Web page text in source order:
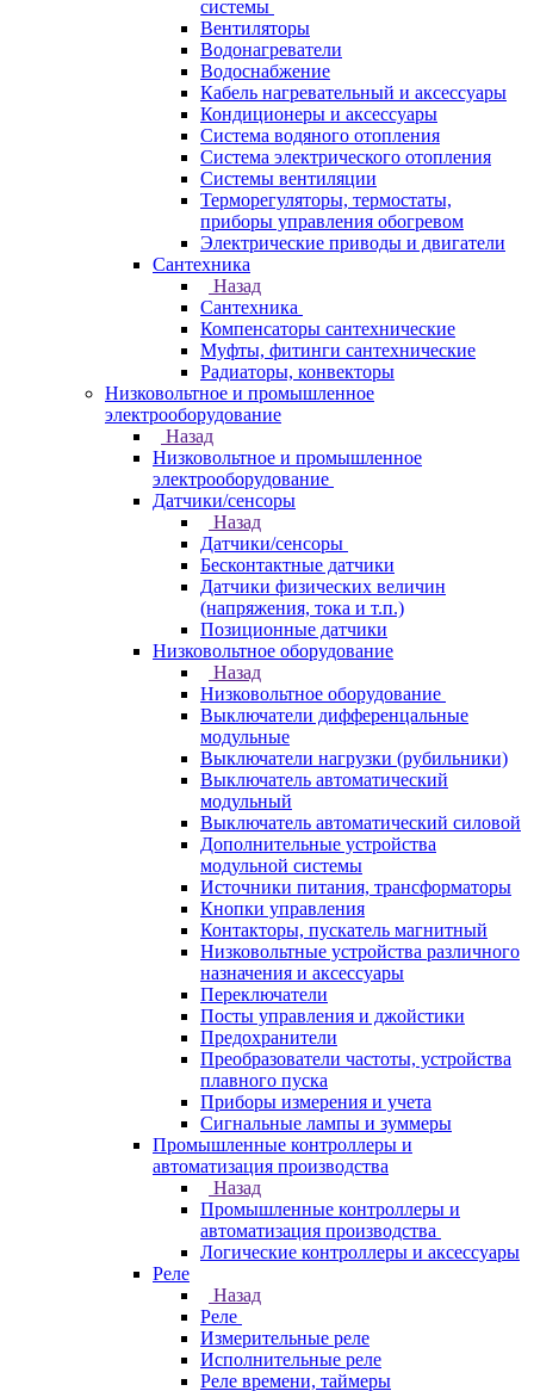
системы
Вентиляторы
Водонагреватели
Водоснабжение
Кабель нагревательный и аксессуары
Кондиционеры и аксессуары
Система водяного отопления
Система электрического отопления
Системы вентиляции
Терморегуляторы, термостаты,
приборы управления обогревом
Электрические приводы и двигатели
Сантехника
Назад
Сантехника
Компенсаторы сантехнические
Муфты, фитинги сантехнические
Радиаторы, конвекторы
Низковольтное и промышленное
электрооборудование
Назад
Низковольтное и промышленное
электрооборудование
Датчики/сенсоры
Назад
Датчики/сенсоры
Бесконтактные датчики
Датчики физических величин
(напряжения, тока и т.п.)
Позиционные датчики
Низковольтное оборудование
Назад
Низковольтное оборудование
Выключатели дифференцальные
модульные
Выключатели нагрузки (рубильники)
Выключатель автоматический
модульный
Выключатель автоматический силовой
Дополнительные устройства
модульной системы
Источники питания, трансформаторы
Кнопки управления
Контакторы, пускатель магнитный
Низковольтные устройства различного
назначения и аксессуары
Переключатели
Посты управления и джойстики
Предохранители
Преобразователи частоты, устройства
плавного пуска
Приборы измерения и учета
Сигнальные лампы и зуммеры
Промышленные контроллеры и
автоматизация производства
Назад
Промышленные контроллеры и
автоматизация производства
Логические контроллеры и аксессуары
Реле
Назад
Реле
Измерительные реле
Исполнительные реле
Реле времени, таймеры